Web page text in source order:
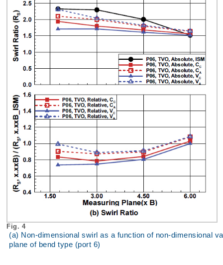
Fig. 4
(a) Non-dimensional swirl as a function of non-dimensional
plane of bend type (port 6)